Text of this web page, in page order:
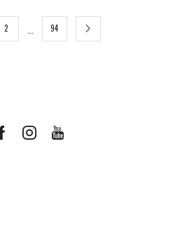
2 … 94
FacebookInstagramYoutube